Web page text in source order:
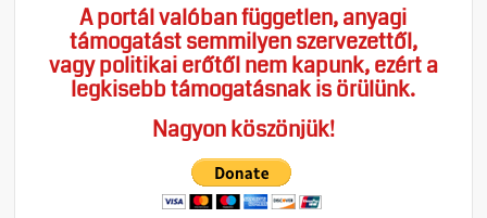
A portál valóban független, anyagi
támogatást semmilyen szervezettől,
vagy politikai erőtől nem kapunk, ezért a
legkisebb támogatásnak is örülünk.
Nagyon köszönjük!